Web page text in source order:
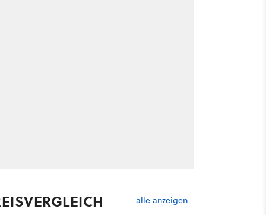
alle anzeigen